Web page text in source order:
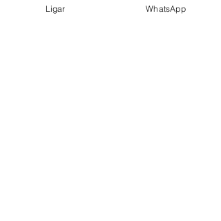
Ligar WhatsApp